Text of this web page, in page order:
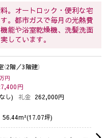
。オートロック・便利な宅
。都市ガスで毎月の光熱費
能や浴室乾燥機、洗髪洗面
しています。
（2階／3階建）
万円
円
し) 礼金 262,000円
56.44m²(17.07坪)